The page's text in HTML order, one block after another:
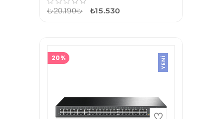
₺20.190₺ ₺15.530
20% YENI